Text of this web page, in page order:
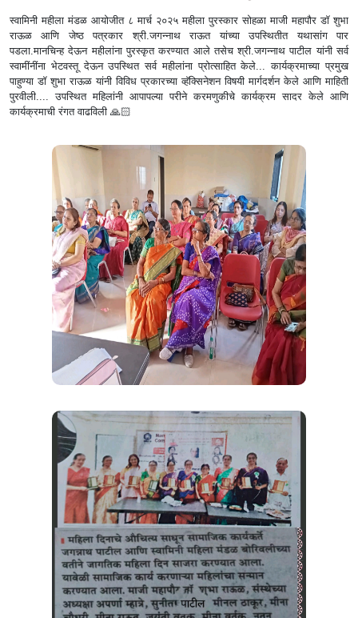
स्वामिनी महीला मंडळ आयोजीत ८ मार्च २०२५ महीला पुरस्कार सोहळा माजी महापौर डॉ शुभा
राऊळ आणि जेष्ठ पत्रकार श्री.जगन्नाथ राऊत यांच्या उपस्थितीत यथासांग पार
पडला.मानचिन्ह देऊन महीलांना पुरस्कृत करण्यात आले तसेच श्री.जगन्नाथ पाटील यांनी सर्व
स्वामींनींना भेटवस्तू देऊन उपस्थित सर्व महीलांना प्रोत्साहित केले... कार्यक्रमाच्या प्रमुख
पाहुण्या डॉ शुभा राऊळ यांनी विविध प्रकारच्या व्हॅक्सिनेशन विषयी मार्गदर्शन केले आणि माहिती
पुरवीली.... उपस्थित महिलांनी आपापल्या परीने करमणुकीचे कार्यक्रम सादर केले आणि
कार्यक्रमाची रंगत वाढविली 🙏🏻